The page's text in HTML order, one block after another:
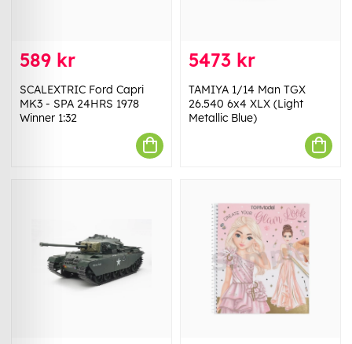
589 kr
SCALEXTRIC Ford Capri
MK3 - SPA 24HRS 1978
Winner 1:32
5473 kr
TAMIYA 1/14 Man TGX
26.540 6x4 XLX (Light
Metallic Blue)